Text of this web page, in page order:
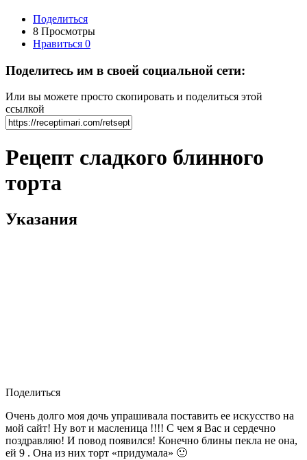
Поделиться
8 Просмотры
Нравиться 0
Поделитесь им в своей социальной сети:
Или вы можете просто скопировать и поделиться этой
ссылкой
Рецепт сладкого блинного
торта
Указания
Поделиться
Очень долго моя дочь упрашивала поставить ее искусство на
мой сайт! Ну вот и масленица !!!! С чем я Вас и сердечно
поздравляю! И повод появился! Конечно блины пекла не она,
ей 9 . Она из них торт «придумала» 🙂